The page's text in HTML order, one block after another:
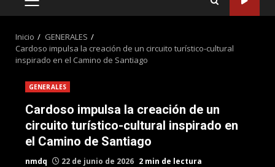
MENÚ
Inicio
GENERALES
Cardoso impulsa la creación de un circuito turístico-cultural
inspirado en el Camino de Santiago
GENERALES
Cardoso impulsa la creación de un
circuito turístico-cultural inspirado en
el Camino de Santiago
nmdq 22 de junio de 2026 2 min de lectura